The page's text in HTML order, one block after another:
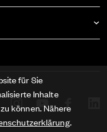
für Sie
Inhalte
können. Nähere
.